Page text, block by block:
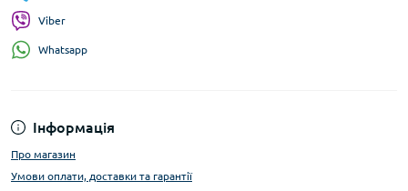
Інформація
Про магазин
Умови оплати, доставки та гарантії
Viber
Whatsapp